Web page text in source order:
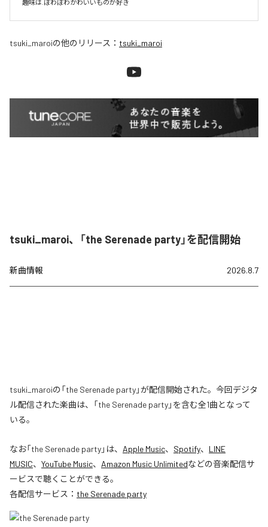
趣味は.ぽわぽわかわいいものが好き
tsuki_maroiの他のリリース： tsuki_maroi
tsuki_maroi、「the Serenade party」を配信開始
新曲情報 2026.8.7
tsuki_maroiの「the Serenade party」が配信開始された。今回デジタ
ル配信された楽曲は、「the Serenade party」を含む全1曲となって
いる。
なお「the Serenade party」は、 Apple Music、 Spotify、 LINE
MUSIC、 YouTube Music、 Amazon Music Unlimitedなどの音楽配信サ
ービスで聴くことができる。
各配信サービス： the Serenade party